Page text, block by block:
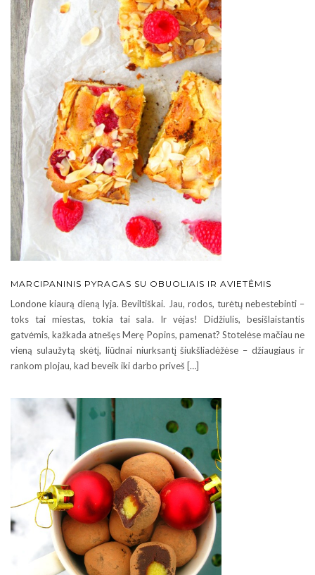
MARCIPANINIS PYRAGAS SU OBUOLIAIS IR AVIETĖMIS
Londone kiaurą dieną lyja. Beviltiškai. Jau, rodos, turėtų nebestebinti –
toks tai miestas, tokia tai sala. Ir vėjas! Didžiulis, besišlaistantis
gatvėmis, kažkada atnešęs Merę Popins, pamenat? Stotelėse mačiau ne
vieną sulaužytą skėtį, liūdnai niurksantį šiukšliadėžėse – džiaugiaus ir
rankom plojau, kad beveik iki darbo priveš […]